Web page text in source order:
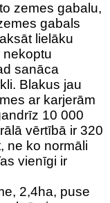
zemes gabalu,
gabals
lielāku
sanāca
Blakus jau
ar karjerām
10 000
vērtībā ir 320
ne ko normāli
vienīgi ir
2,4ha, puse